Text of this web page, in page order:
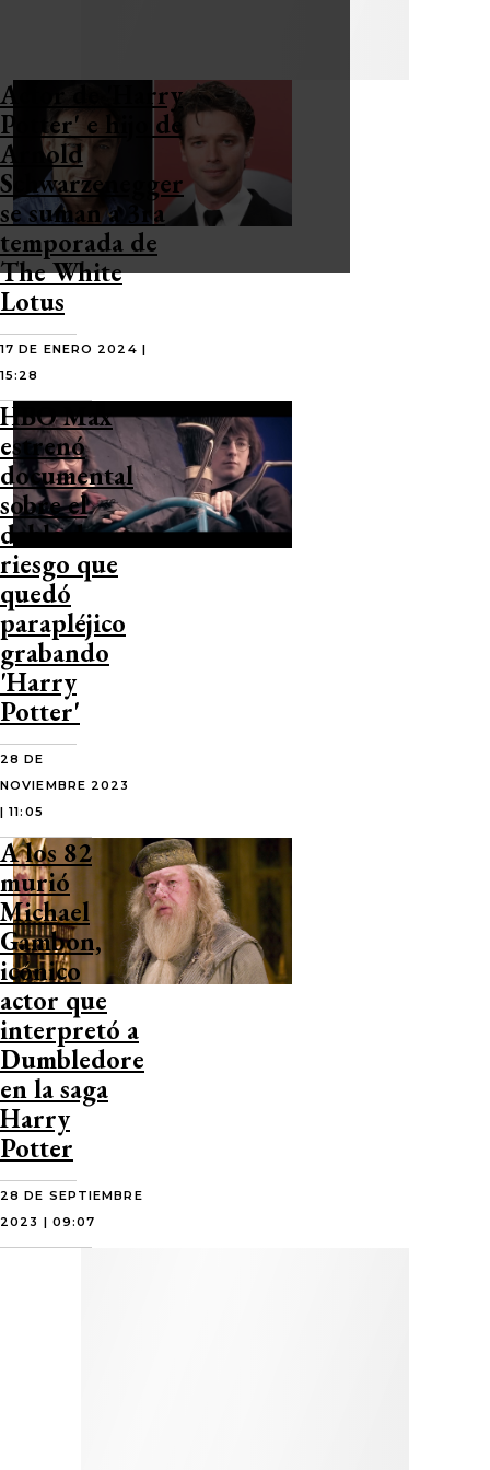
Actor de 'Harry
Potter' e hijo de
Arnold
Schwarzenegger
se suman a 3ra
temporada de
The White
Lotus
17 DE ENERO 2024 |
15:28
HBO Max
estrenó
documental
sobre el
doble de
riesgo que
quedó
parapléjico
grabando
'Harry
Potter'
28 DE
NOVIEMBRE 2023
| 11:05
A los 82
murió
Michael
Gambon,
icónico
actor que
interpretó a
Dumbledore
en la saga
Harry
Potter
28 DE SEPTIEMBRE
2023 | 09:07